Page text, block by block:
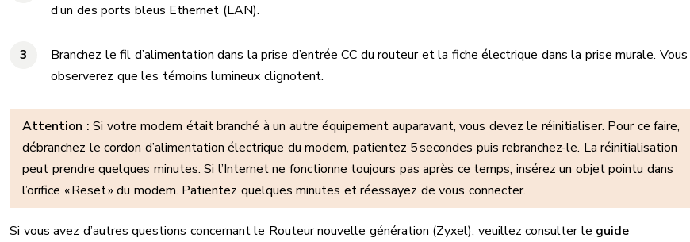
d’un des ports bleus Ethernet (LAN).
Branchez le fil d’alimentation dans la prise d’entrée CC du routeur et la fiche électrique dans la prise murale. Vous
observerez que les témoins lumineux clignotent.
Attention : Si votre modem était branché à un autre équipement auparavant, vous devez le réinitialiser. Pour ce faire,
débranchez le cordon d’alimentation électrique du modem, patientez 5 secondes puis rebranchez-le. La réinitialisation
peut prendre quelques minutes. Si l’Internet ne fonctionne toujours pas après ce temps, insérez un objet pointu dans
l’orifice « Reset » du modem. Patientez quelques minutes et réessayez de vous connecter.
Si vous avez d’autres questions concernant le Routeur nouvelle génération (Zyxel), veuillez consulter le guide